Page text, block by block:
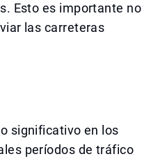
Esto es importante no
las carreteras
significativo en los
períodos de tráfico